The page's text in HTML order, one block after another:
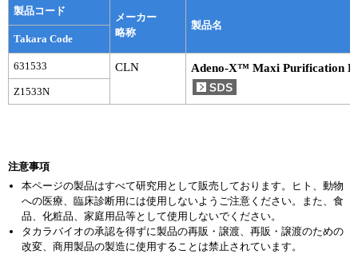
幹細胞・再生医療研究ガイド
細胞選択ガイド
RNAi実験ガイド
アプリケーションノート
プロトコール集
製品コード
メーカー
略称
製品名
Takara Code
631533 CLN Adeno-X™ Maxi Purification
Z1533N
注意事項
本ページの製品はすべて研究用として販売しております。ヒト、動物
への医療、臨床診断用には使用しないようご注意ください。また、食
品、化粧品、家庭用品等として使用しないでください。
タカラバイオの承認を得ずに製品の再販・譲渡、再販・譲渡のための
改変、商用製品の製造に使用することは禁止されています。